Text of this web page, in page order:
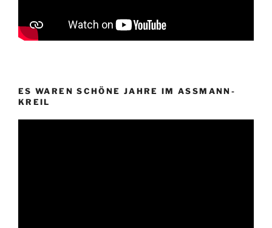
ES WAREN SCHÖNE JAHRE IM ASSMANN-
KREIL